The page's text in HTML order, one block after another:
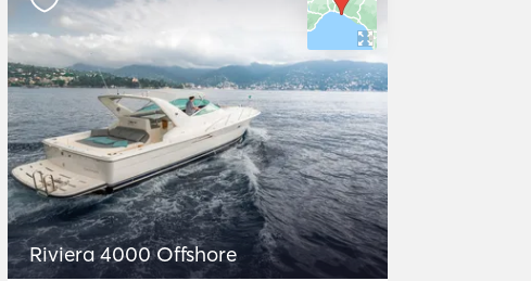
Riviera 4000 Offshore